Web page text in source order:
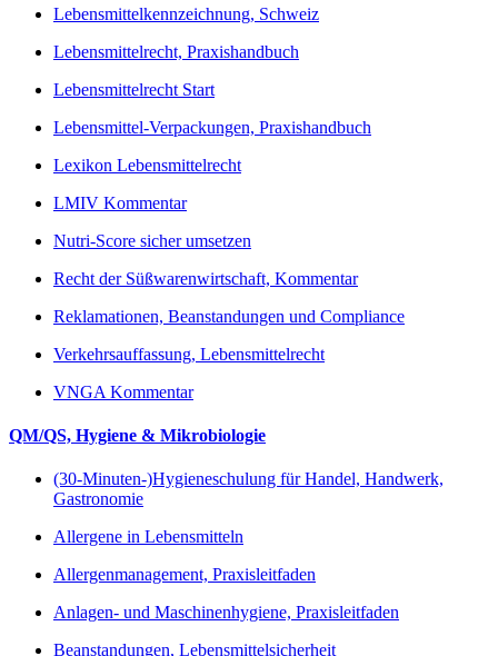
Lebensmittelkennzeichnung, Schweiz
Lebensmittelrecht, Praxishandbuch
Lebensmittelrecht Start
Lebensmittel-Verpackungen, Praxishandbuch
Lexikon Lebensmittelrecht
LMIV Kommentar
Nutri-Score sicher umsetzen
Recht der Süßwarenwirtschaft, Kommentar
Reklamationen, Beanstandungen und Compliance
Verkehrsauffassung, Lebensmittelrecht
VNGA Kommentar
QM/QS, Hygiene & Mikrobiologie
(30-Minuten-)Hygieneschulung für Handel, Handwerk,
Gastronomie
Allergene in Lebensmitteln
Allergenmanagement, Praxisleitfaden
Anlagen- und Maschinenhygiene, Praxisleitfaden
Beanstandungen, Lebensmittelsicherheit